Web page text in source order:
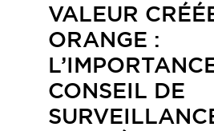
VALEUR
ORANGE :
CONSEIL DE